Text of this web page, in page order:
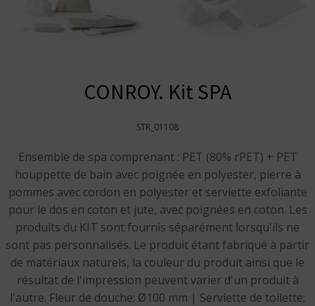
CONROY. Kit SPA
STR_01108
Ensemble de spa comprenant : PET (80% rPET) + PET
houppette de bain avec poignée en polyester, pierre à
pommes avec cordon en polyester et serviette exfoliante
pour le dos en coton et jute, avec poignées en coton. Les
produits du KIT sont fournis séparément lorsqu'ils ne
sont pas personnalisés. Le produit étant fabriqué à partir
de matériaux naturels, la couleur du produit ainsi que le
résultat de l'impression peuvent varier d'un produit à
l'autre. Fleur de douche: Ø100 mm | Serviette de toilette: